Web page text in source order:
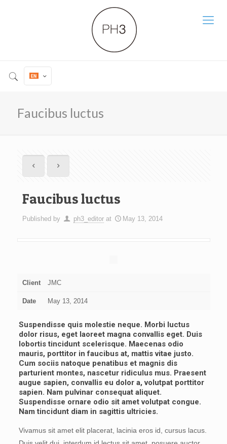
Faucibus luctus
Faucibus luctus
Published by ph3_editor at May 13, 2014
Client JMC
Date May 13, 2014
Suspendisse quis molestie neque. Morbi luctus
dolor risus, eget laoreet magna convallis eget. Duis
lobortis tincidunt scelerisque. Maecenas odio
mauris, porttitor in faucibus at, mattis vitae justo.
Cum sociis natoque penatibus et magnis dis
parturient montes, nascetur ridiculus mus. Praesent
augue sapien, convallis eu dolor a, volutpat porttitor
sapien. Nam pulvinar consequat aliquet.
Suspendisse ornare odio sit amet volutpat congue.
Nam tincidunt diam in sagittis ultricies.
Vivamus sit amet elit placerat, lacinia eros id, cursus lacus.